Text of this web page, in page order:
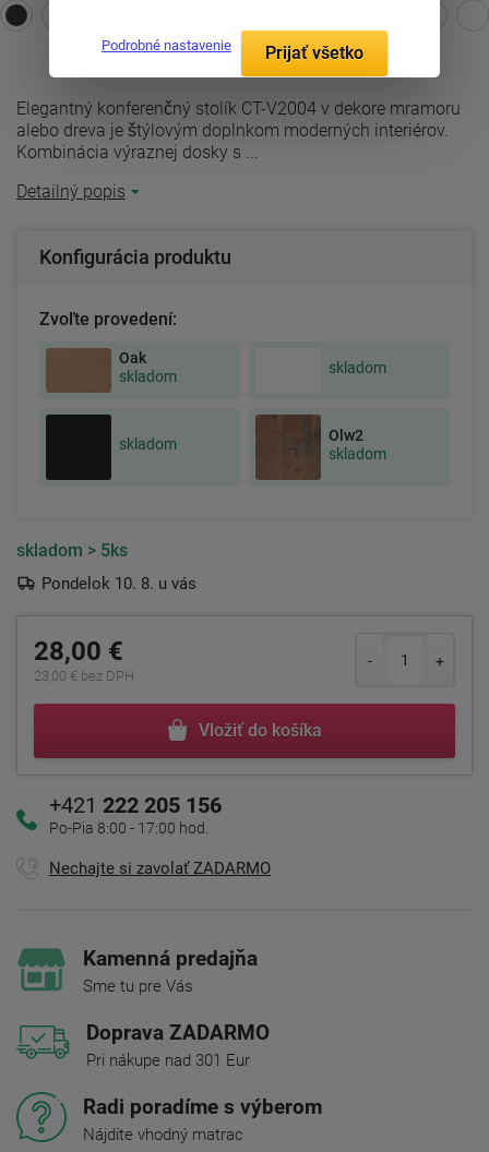
Elegantný konferenčný stolík CT-V2004 v dekore mramoru
alebo dreva je štýlovým doplnkom moderných interiérov.
Kombinácia výraznej dosky s ...
Detailný popis
Konfigurácia produktu
Zvoľte provedení:
Oak
skladom
skladom
skladom
Olw2
skladom
skladom > 5ks
Pondelok 10. 8. u vás
28,00 €
23,00 € bez DPH
Vložiť do košíka
+421 222 205 156
Po-Pia 8:00 - 17:00 hod.
Nechajte si zavolať ZADARMO
Kamenná predajňa
Sme tu pre Vás
Doprava ZADARMO
Pri nákupe nad 301 Eur
Radi poradíme s výberom
Nájdite vhodný matrac
Podrobné nastavenie Prijať všetko